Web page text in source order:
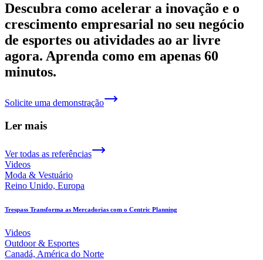
Descubra como acelerar a inovação e o
crescimento empresarial no seu negócio
de esportes ou atividades ao ar livre
agora. Aprenda como em apenas 60
minutos.
Solicite uma demonstração
Ler mais
Ver todas as referências
Videos
Moda & Vestuário
Reino Unido, Europa
Trespass Transforma as Mercadorias com o Centric Planning
Videos
Outdoor & Esportes
Canadá, América do Norte